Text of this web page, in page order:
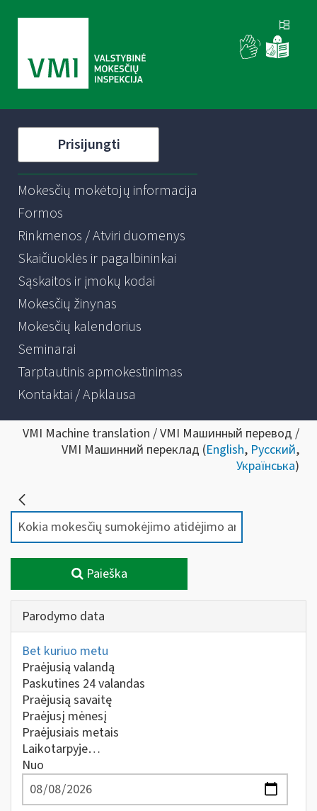
Prisijungti
Mokesčių mokėtojų informacija
Formos
Rinkmenos / Atviri duomenys
Skaičiuoklės ir pagalbininkai
Sąskaitos ir įmokų kodai
Mokesčių žinynas
Mokesčių kalendorius
Seminarai
Tarptautinis apmokestinimas
Kontaktai / Apklausa
VMI Machine translation / VMI Машинный перевод /
VMI Машинний переклад (English, Русский,
Українська)
Paieška
Parodymo data
Bet kuriuo metu
Praėjusią valandą
Paskutines 24 valandas
Praėjusią savaitę
Praėjusį mėnesį
Praėjusiais metais
Laikotarpyje…
Nuo